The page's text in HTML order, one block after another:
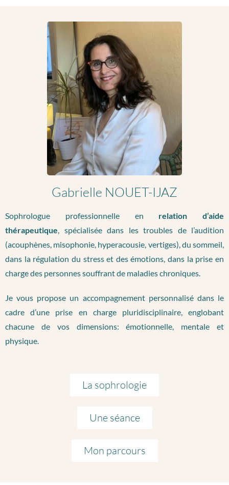
Gabrielle NOUET-IJAZ
Sophrologue professionnelle en relation d’aide
thérapeutique, spécialisée dans les troubles de l’audition
(acouphènes, misophonie, hyperacousie, vertiges), du sommeil,
dans la régulation du stress et des émotions, dans la prise en
charge des personnes souffrant de maladies chroniques.
Je vous propose un accompagnement personnalisé dans le
cadre d’une prise en charge pluridisciplinaire, englobant
chacune de vos dimensions: émotionnelle, mentale et
physique.
La sophrologie
Une séance
Mon parcours